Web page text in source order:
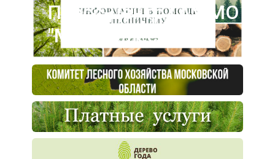
Пресс-центр ГАУ МО
"Мособллес"